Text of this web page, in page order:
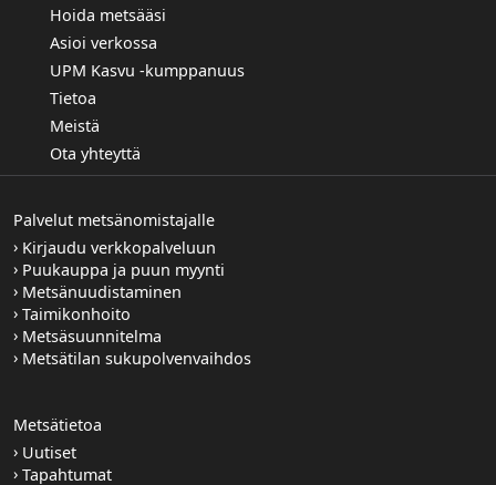
Hoida metsääsi
Asioi verkossa
UPM Kasvu -kumppanuus
Tietoa
Meistä
Ota yhteyttä
Palvelut metsänomistajalle
Kirjaudu verkkopalveluun
Puukauppa ja puun myynti
Metsänuudistaminen
Taimikonhoito
Metsäsuunnitelma
Metsätilan sukupolvenvaihdos
Metsätietoa
Uutiset
Tapahtumat